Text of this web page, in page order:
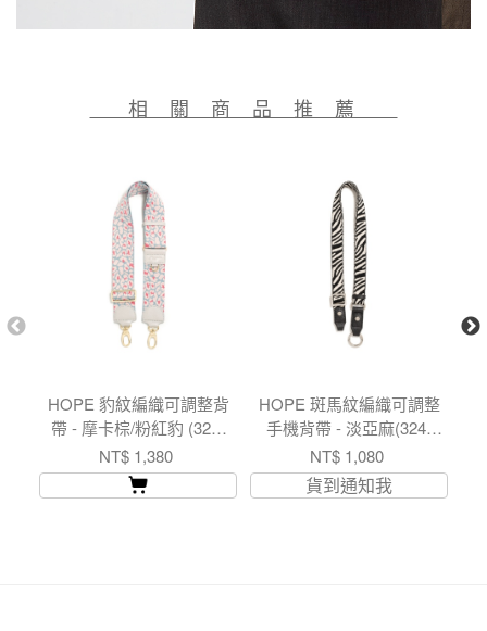
相 關 商 品 推 薦
HOPE 豹紋編織可調整背
帶 - 摩卡棕/粉紅豹 (324-
029) USD$ 44.8
NT$ 1,380
HOPE 斑馬紋編織可調整
手機背帶 - 淡亞麻(324-
030)
NT$ 1,080
貨到通知我